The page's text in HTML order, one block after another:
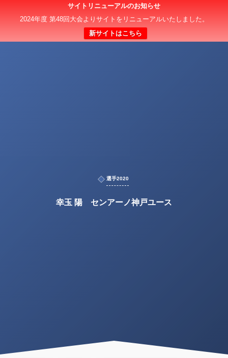
サイトリニューアルのお知らせ
2024年度 第48回大会よりサイトをリニューアルいたしました。
新サイトはこちら
選手2020
幸玉 陽 センアーノ神戸ユース